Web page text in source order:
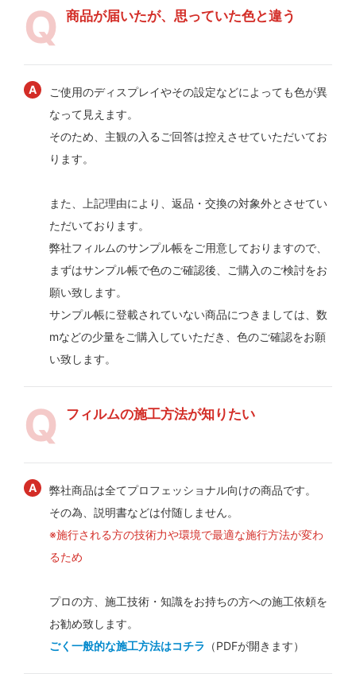
商品が届いたが、思っていた色と違う
ご使用のディスプレイやその設定などによっても色が異
なって見えます。
そのため、主観の入るご回答は控えさせていただいてお
ります。
また、上記理由により、返品・交換の対象外とさせてい
ただいております。
弊社フィルムのサンプル帳をご用意しておりますので、
まずはサンプル帳で色のご確認後、ご購入のご検討をお
願い致します。
サンプル帳に登載されていない商品につきましては、数
mなどの少量をご購入していただき、色のご確認をお願
い致します。
フィルムの施工方法が知りたい
弊社商品は全てプロフェッショナル向けの商品です。
その為、説明書などは付随しません。
※施行される方の技術力や環境で最適な施行方法が変わ
るため
プロの方、施工技術・知識をお持ちの方への施工依頼を
お勧め致します。
ごく一般的な施工方法はコチラ （PDFが開きます）